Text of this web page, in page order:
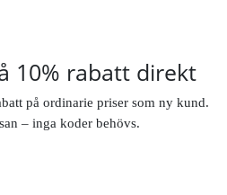
10% rabatt direkt
på ordinarie priser som ny kund.
– inga koder behövs.